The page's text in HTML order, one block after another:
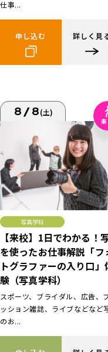
仕事...
申し込む 詳しく見
8/8(土)
写真学科
【来校】1日でわかる！
を使ったお仕事解説「フ
トグラファーの入り口」
験（写真学科）
スポーツ、ブライダル、広告、
ッション雑誌、ライブなどなど
のお...